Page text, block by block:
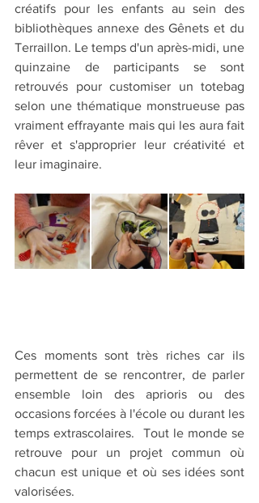
créatifs pour les enfants au sein des
bibliothèques annexe des Gênets et du
Terraillon. Le temps d'un après-midi, une
quinzaine de participants se sont
retrouvés pour customiser un totebag
selon une thématique monstrueuse pas
vraiment effrayante mais qui les aura fait
rêver et s'approprier leur créativité et
leur imaginaire.
Ces moments sont très riches car ils
permettent de se rencontrer, de parler
ensemble loin des aprioris ou des
occasions forcées à l'école ou durant les
temps extrascolaires.  Tout le monde se
retrouve pour un projet commun où
chacun est unique et où ses idées sont
valorisées.